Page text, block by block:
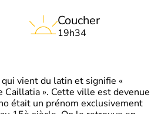
Coucher
19h34
vient du latin et signifie «
Caillatia ». Cette ville est devenue
était un prénom exclusivement